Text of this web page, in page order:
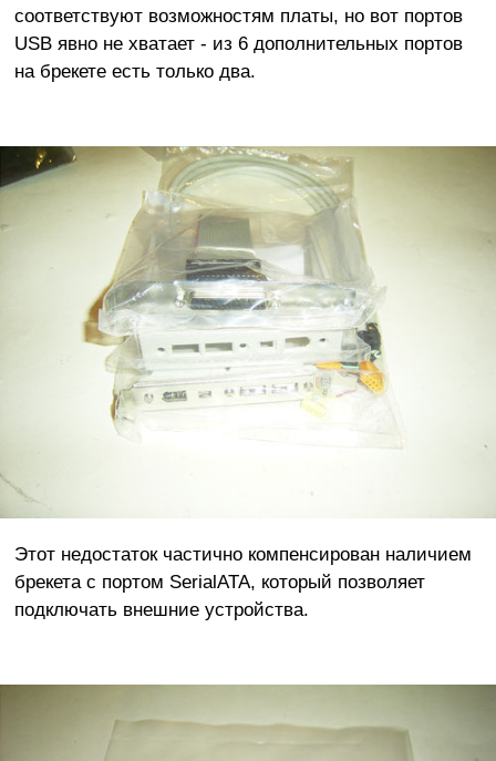
соответствуют возможностям платы, но вот портов
USB явно не хватает - из 6 дополнительных портов
на брекете есть только два.
Этот недостаток частично компенсирован наличием
брекета с портом SerialATA, который позволяет
подключать внешние устройства.